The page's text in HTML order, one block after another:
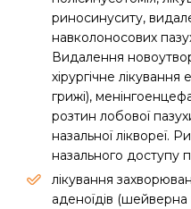
риносинуситу,
навколоносових
Видалення
хірургічне
грижі),
розтин лобової
назальної ліквореї.
назального доступу
лікування
аденоїдів